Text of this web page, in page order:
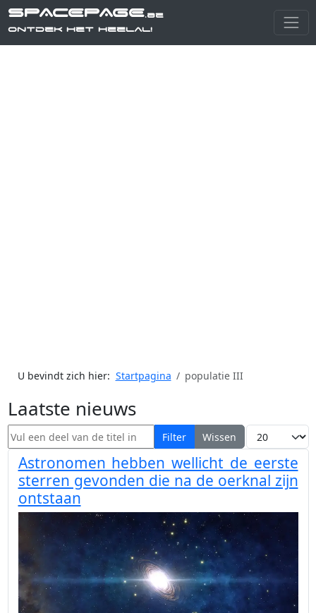
SPACEPAGE.be
Ontdek het heelal!
U bevindt zich hier: Startpagina populatie III
Laatste nieuws
Vul een deel van de titel in Filter Wissen Toon #
Astronomen hebben wellicht de eerste
sterren gevonden die na de oerknal zijn
ontstaan